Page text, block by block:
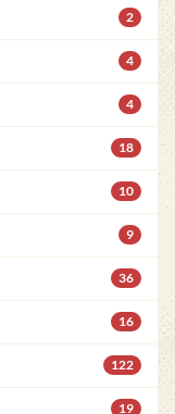
2
4
4
18
10
9
36
16
122
19